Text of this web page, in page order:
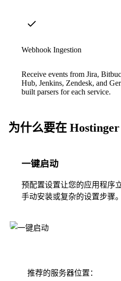
Webhook Ingestion
Receive events from Jira,
Hub, Jenkins, Zendesk, and
built parsers for each service.
为什么要在
一键启动
预配置设置让您的应用程序
手动安装或复杂的设置步骤。
推荐的服务器位置：